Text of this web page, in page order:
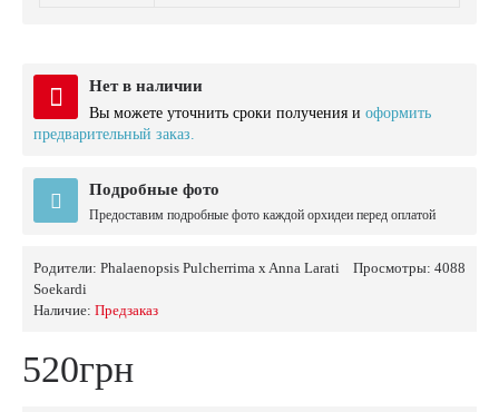
Нет в наличии
Вы можете уточнить сроки получения и оформить
предварительный заказ.
Подробные фото
Предоставим подробные фото каждой орхидеи перед оплатой
Просмотры: 4088
Родители: Phalaenopsis Pulcherrima x Anna Larati
Soekardi
Наличие: Предзаказ
520грн